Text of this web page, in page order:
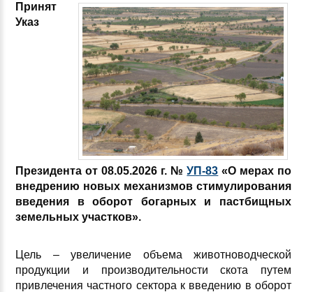
Принят
Указ
Президента от 08.05.2026 г. №УП-83 «О мерах по
внедрению новых механизмов стимулирования
введения воборот богарных и пастбищных
земельных участков».
Цель – увеличение объема животноводческой
продукции и производительности скота путем
привлечения частного сектора к введению в оборот